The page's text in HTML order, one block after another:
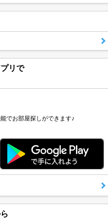
リで
でお部屋探しができます♪